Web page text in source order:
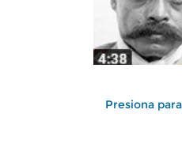
Presiona